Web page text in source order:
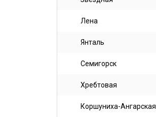
Лена
Янталь
Семигорск
Хребтовая
Коршуниха-Ангарская